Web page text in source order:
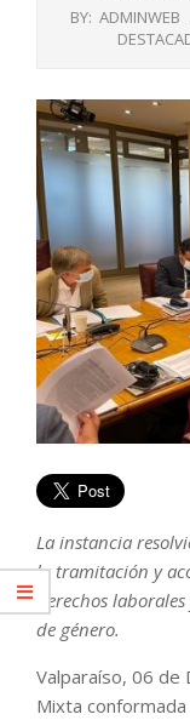
BY: ADMINWEB
La instancia
la tramitación y
derechos
de género.
Valparaíso, 06 de
Mixta